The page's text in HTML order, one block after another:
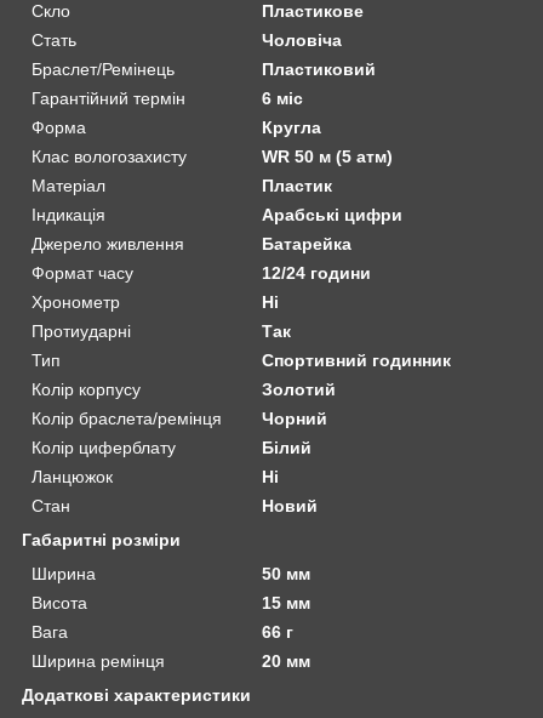
Скло
Пластикове
Стать
Чоловіча
Браслет/Ремінець
Пластиковий
Гарантійний термін
6 міс
Форма
Кругла
Клас вологозахисту
WR 50 м (5 атм)
Матеріал
Пластик
Індикація
Арабські цифри
Джерело живлення
Батарейка
Формат часу
12/24 години
Хронометр
Ні
Протиударні
Так
Тип
Спортивний годинник
Колір корпусу
Золотий
Колір браслета/ремінця
Чорний
Колір циферблату
Білий
Ланцюжок
Ні
Стан
Новий
Габаритні розміри
Ширина
50 мм
Висота
15 мм
Вага
66 г
Ширина ремінця
20 мм
Додаткові характеристики